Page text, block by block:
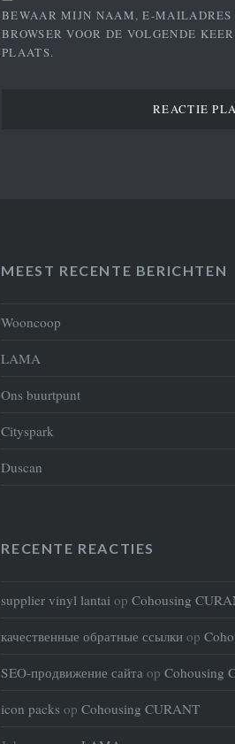
BEWAAR MIJN NAAM, E-
BROWSER VOOR DE VOLGENDE
PLAATS.
MEEST RECENTE BERICHTEN
Wooncoop
LAMA
Ons buurtpunt
Cityspark
Duscan
RECENTE REACTIES
supplier vinyl lantai opCohousing
качественные обратные ссылки op
SEO-продвижение сайта opCohousing
icon packs opCohousing CURANT